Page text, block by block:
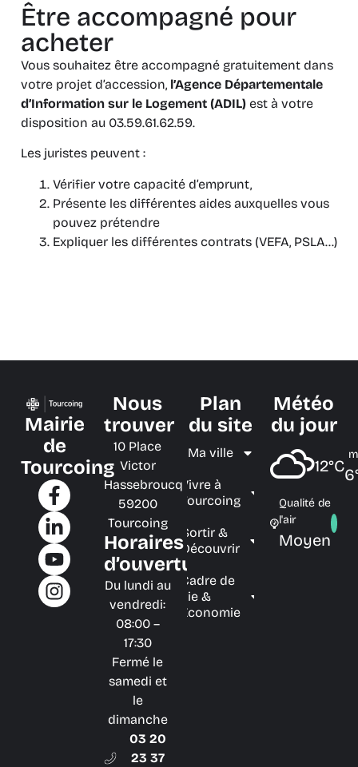
Être accompagné pour
acheter
Vous souhaitez être accompagné gratuitement dans
votre projet d’accession, l’Agence Départementale
d’Information sur le Logement (ADIL) est à votre
disposition au 03.59.61.62.59.
Les juristes peuvent :
Vérifier votre capacité d’emprunt,
Présente les différentes aides auxquelles vous
pouvez prétendre
Expliquer les différentes contrats (VEFA, PSLA…)
Mairie
de
Tourcoing
Nous
trouver
10 Place
Victor
Hassebroucq
59200
Tourcoing
Horaires
d’ouverture
Du lundi au
vendredi:
08:00 –
17:30
Fermé le
samedi et
le
dimanche
03 20
23 37
Plan
du site
Ma ville
Vivre à
Tourcoing
Sortir &
Découvrir
Cadre de
vie &
Économie
Météo
du jour
12°C
Qualité de
l'air
Moyen